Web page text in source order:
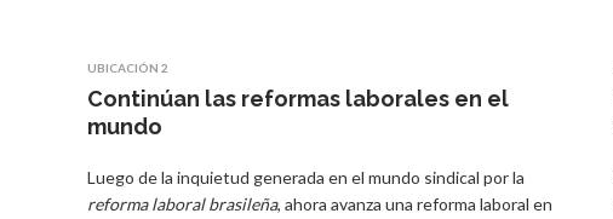
UBICACIÓN 2
Continúan las reformas laborales en el
mundo
Luego de la inquietud generada en el mundo sindical por la
reforma laboral brasileña, ahora avanza una reforma laboral en